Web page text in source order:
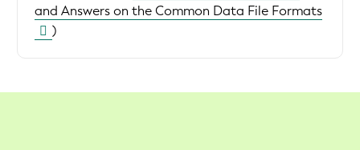
and Answers on the Common Data File Formats
)